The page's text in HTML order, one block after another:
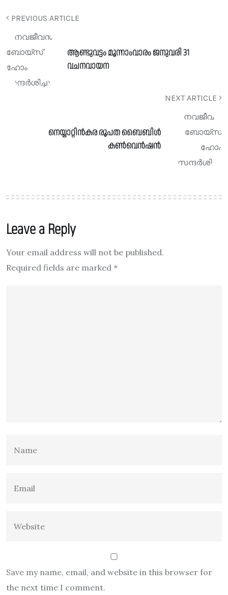
PREVIOUS ARTICLE
ആണ്ടുവട്ടം മൂന്നാംവാരം ജനുവരി 31
വചനവായന
NEXT ARTICLE
നെയ്യാറ്റിൻകര രൂപത ബൈബിൾ
കൺവെൻഷൻ
Leave a Reply
Your email address will not be published.
Required fields are marked *
Save my name, email, and website in this browser for
the next time I comment.